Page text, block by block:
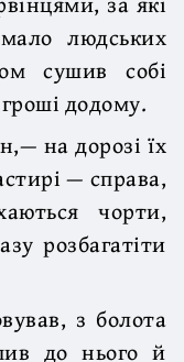
людських
сушив собі
додому.
на дорозі їх
— справа,
чорти,
розбагатіти
з болота
до нього й